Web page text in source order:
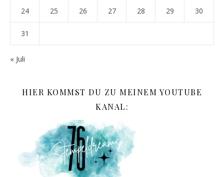
24 25 26 27 28 29 30
31
« Juli
HIER KOMMST DU ZU MEINEM YOUTUBE
KANAL: